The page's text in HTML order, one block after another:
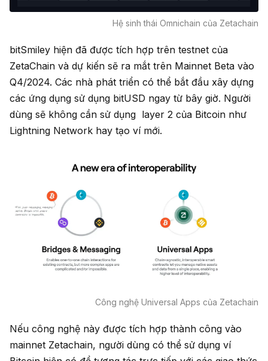
Hệ sinh thái Omnichain của Zetachain
bitSmiley hiện đã được tích hợp trên testnet của
ZetaChain và dự kiến sẽ ra mắt trên Mainnet Beta vào
Q4/2024. Các nhà phát triển có thể bắt đầu xây dựng
các ứng dụng sử dụng bitUSD ngay từ bây giờ. Người
dùng sẽ không cần sử dụng layer 2 của Bitcoin như
Lightning Network hay tạo ví mới.
Công nghệ Universal Apps của Zetachain
Nếu công nghệ này được tích hợp thành công vào
mainnet Zetachain, người dùng có thể sử dụng ví